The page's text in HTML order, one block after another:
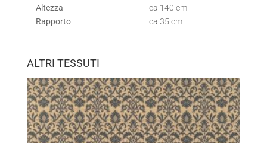
Altezza
ca 140 cm
Rapporto
ca 35 cm
ALTRI TESSUTI